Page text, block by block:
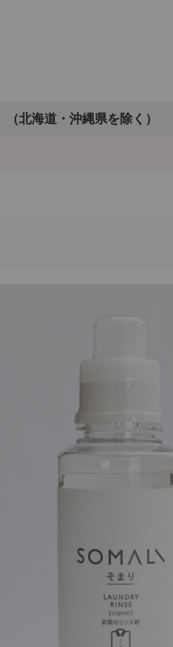
（北海道・沖縄県を除く）